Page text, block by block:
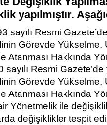
yapılmıştır.
sayılı Resmi
Görevde
Atanması Hakkında
Resmi Gazete’de
Görevde
Atanması Hakkında
Yönetmelik ile değişiklik
değişiklikler tespit